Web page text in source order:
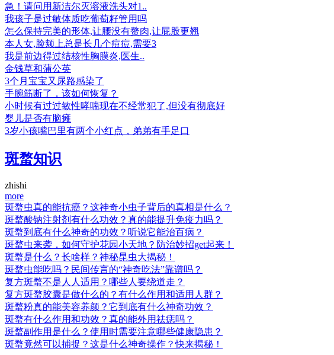
急！请问用新洁尔灭溶液洗头对1..
我孩子是过敏体质吃葡萄籽管用吗
怎么保持完美的形体,让腰没有赘肉,让屁股更翘
本人女,脸颊上总是长几个痘痘,需要3
我是前边得过结核性胸膜炎,医生..
金钱草和蒲公英
3个月宝宝又尿路感染了
手腕筋断了，该如何恢复？
小时候有过过敏性哮喘现在不经常犯了,但没有彻底好
婴儿是否有脑瘫
3岁小孩嘴巴里有两个小红点，弟弟有手足口
斑蝥知识
zhishi
more
斑蝥虫真的能抗癌？这神奇小虫子背后的真相是什么？
斑蝥酸钠注射剂有什么功效？真的能提升免疫力吗？
斑蝥到底有什么神奇的功效？听说它能治百病？
斑蝥虫来袭，如何守护花园小天地？防治妙招get起来！
斑蝥是什么？长啥样？神秘昆虫大揭秘！
斑蝥虫能吃吗？民间传言的“神奇吃法”靠谱吗？
复方斑蝥不是人人适用？哪些人要绕道走？
复方斑蝥胶囊是做什么的？有什么作用和适用人群？
斑蝥粉真的能美容养颜？它到底有什么神奇功效？
斑蝥有什么作用和功效？真的能外用祛痣吗？
斑蝥副作用是什么？使用时需要注意哪些健康隐患？
斑蝥竟然可以捕捉？这是什么神奇操作？快来揭秘！